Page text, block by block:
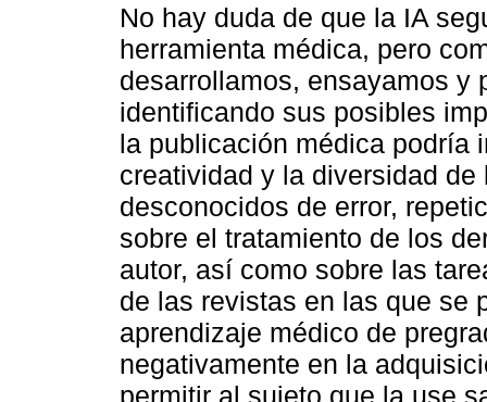
No hay duda de que la IA
herramienta médica, pero
desarrollamos, ensayamos y
identificando sus posibles
la publicación médica podría
creatividad y la diversidad
desconocidos de error,
sobre el tratamiento de los
autor, así como sobre las
de las revistas en las que se
aprendizaje médico de
negativamente en la
permitir al sujeto que la use